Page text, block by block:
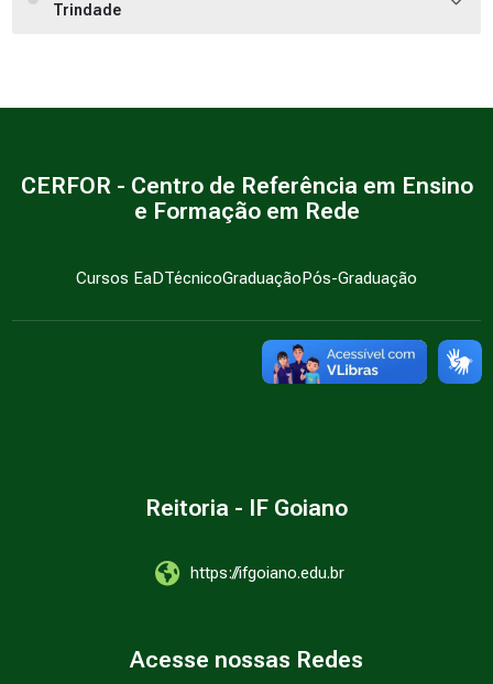
Trindade
CERFOR - Centro de Referência em Ensino
e Formação em Rede
Cursos EaDTécnicoGraduaçãoPós-Graduação
Reitoria - IF Goiano
https://ifgoiano.edu.br
Acesse nossas Redes